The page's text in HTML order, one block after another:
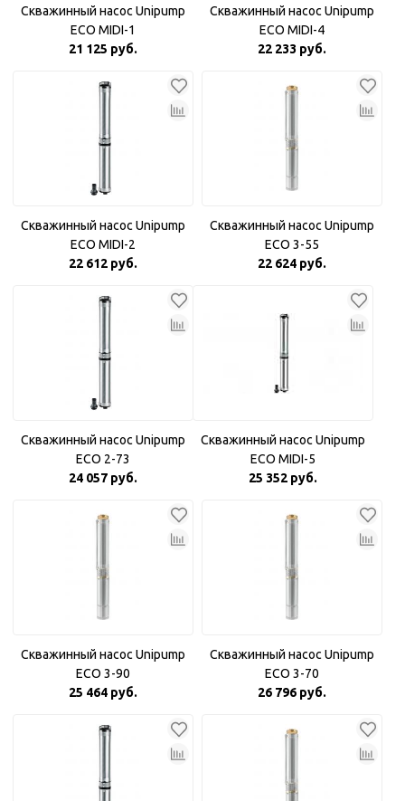
Скважинный насос Unipump
ECO MIDI-1
21 125 руб.
Скважинный насос Unipump
ECO MIDI-4
22 233 руб.
Скважинный насос Unipump
ECO MIDI-2
22 612 руб.
Скважинный насос Unipump
ECO 3-55
22 624 руб.
Скважинный насос Unipump
ECO 2-73
24 057 руб.
Скважинный насос Unipump
ECO MIDI-5
25 352 руб.
Скважинный насос Unipump
ECO 3-90
25 464 руб.
Скважинный насос Unipump
ECO 3-70
26 796 руб.